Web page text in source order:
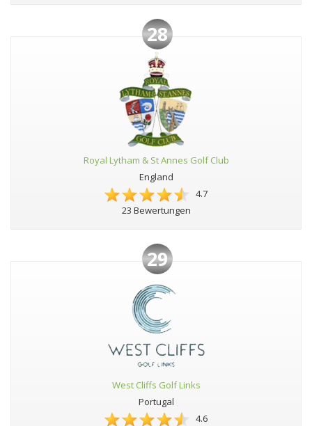
28
Royal Lytham & St Annes Golf Club
England
4.7
23 Bewertungen
29
West Cliffs Golf Links
Portugal
4.6